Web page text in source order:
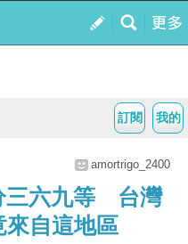
我的
訂閱
amortrigo_2400
三六九等 台灣
自這地區